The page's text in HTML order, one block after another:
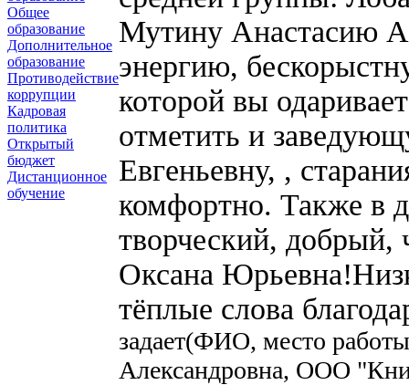
Общее
образование
Дополнительное
образование
Противодействие
коррупции
Кадровая
политика
Открытый
бюджет
Дистанционное
обучение
Мутину Анастасию
энергию,
которой вы
отметить и
Евгеньевну, ,
комфортно. Также в
творческий,
Оксана
тёплые слова
задает(ФИО, место
Александровна, ООО